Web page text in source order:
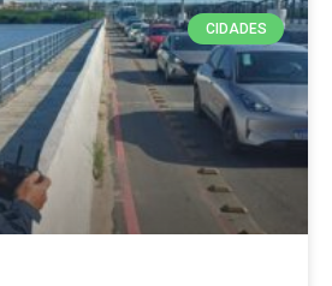
CIDADES